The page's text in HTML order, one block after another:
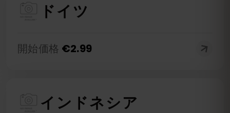
ドイツ
開始価格 €2.99
インドネシア